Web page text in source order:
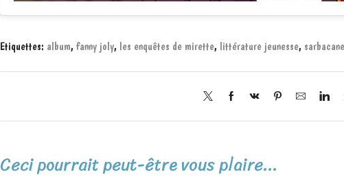
Etiquettes: album, fanny joly, les enquêtes de mirette, littérature jeunesse, sarbacane
Ceci pourrait peut-être vous plaire...